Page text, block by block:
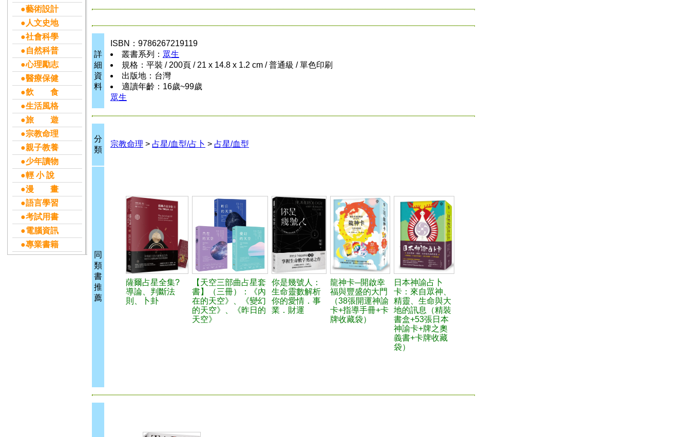
●藝術設計
●人文史地
●社會科學
●自然科普
●心理勵志
●醫療保健
●飲 食
●生活風格
●旅 遊
●宗教命理
●親子教養
●少年讀物
●輕 小 說
●漫 畫
●語言學習
●考試用書
●電腦資訊
●專業書籍
詳
細
資
料
ISBN：9786267219119
叢書系列： 眾生
規格：平裝 / 200頁 / 21 x 14.8 x 1.2 cm / 普通級 / 單色印刷
出版地：台灣
適讀年齡：16歲~99歲
眾生
分
類
宗教命理 > 占星/血型/占卜 > 占星/血型
同
類
書
推
薦
薩爾占星全集?
導論、判斷法
則、卜卦
【天空三部曲占星套
書】（三冊）：《內
在的天空》、《變幻
的天空》、《昨日的
天空》
你是幾號人：
生命靈數解析
你的愛情．事
業．財運
龍神卡─開啟幸
福與豐盛的大門
（38張開運神諭
卡+指導手冊+卡
牌收藏袋）
日本神諭占卜
卡：來自眾神、
精靈、生命與大
地的訊息（精裝
書盒+53張日本
神諭卡+牌之奧
義書+卡牌收藏
袋）